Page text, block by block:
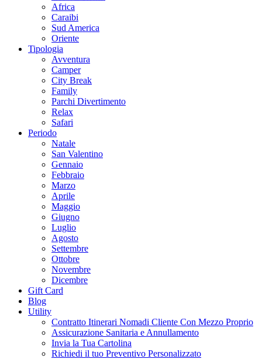
Africa
Caraibi
Sud America
Oriente
Tipologia
Avventura
Camper
City Break
Family
Parchi Divertimento
Relax
Safari
Periodo
Natale
San Valentino
Gennaio
Febbraio
Marzo
Aprile
Maggio
Giugno
Luglio
Agosto
Settembre
Ottobre
Novembre
Dicembre
Gift Card
Blog
Utility
Contratto Itinerari Nomadi Cliente Con Mezzo Proprio
Assicurazione Sanitaria e Annullamento
Invia la Tua Cartolina
Richiedi il tuo Preventivo Personalizzato